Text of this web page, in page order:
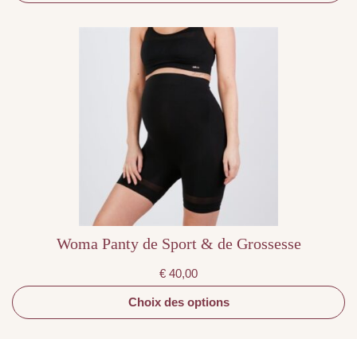
Woma Panty de Sport & de Grossesse
€ 40,00
Choix des options
Ce
plusieurs
variations.
du
produit